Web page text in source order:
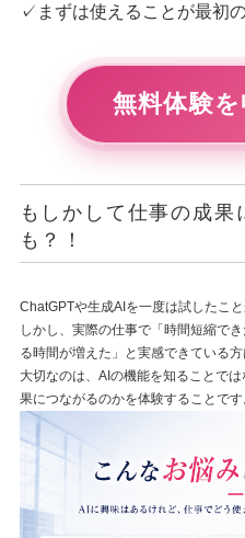
✓まずは使えることが最初
無料体験
もしかして仕事の成
も？！
ChatGPTや生成AIを一度は試したこ
しかし、実際の仕事で「時間短縮で
る時間が増えた」と実感できている方
大切なのは、AIの機能を知ることで
果につながるのかを体験することです